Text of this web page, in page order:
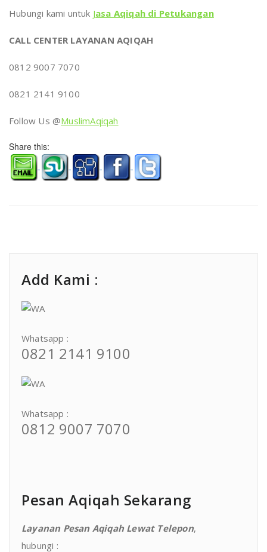
Hubungi kami untuk Jasa Aqiqah di Petukangan
CALL CENTER LAYANAN AQIQAH
0812 9007 7070
0821 2141 9100
Follow Us @MuslimAqiqah
Share this:
Add Kami :
Whatsapp :
0821 2141 9100
Whatsapp :
0812 9007 7070
Pesan Aqiqah Sekarang
Layanan Pesan Aqiqah Lewat Telepon,
hubungi :